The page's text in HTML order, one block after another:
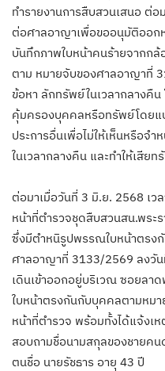
ทำรายงานการสืบสวนเสนอ ต่
ต่อศาลอาญาเพื่อขออนุมัติออ
บันทึกภาพใบหน้าคนร้ายจากก
ตาม หมายจับของศาลอาญาที่
ข้อหา ลักทรัพย์ในเวลากลางคื
คุ้มครองบุคคลหรือทรัพย์โดยแ
ประการอื่นเพื่อไม่ให้เห็นหรือจ
ในเวลากลางคืน และทำให้เสียท
ต่อมาเมื่อวันที่ 3 มิ.ย. 2568 เว
หน้าที่ตำรวจชุดสืบสวนสน.พระ
ซึ่งมีตำหนิรูปพรรณใบหน้าตรง
ศาลอาญาที่ 3133/2569 ลงวั
เดินเข้าออกอยู่บริเวณ ซอยล
ใบหน้าตรงกันกับบุคคลตามหมา
หน้าที่ตำรวจ พร้อมทั้งได้แจ้งเ
สอบถามชื่อนามสกุลของชายคน
ตนชื่อ นายรัชธาร อายุ 43 ปี